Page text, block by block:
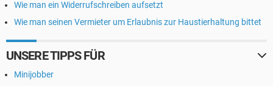
Wie man ein Widerrufschreiben aufsetzt
Wie man seinen Vermieter um Erlaubnis zur Haustierhaltung bittet
UNSERE TIPPS FÜR
Minijobber